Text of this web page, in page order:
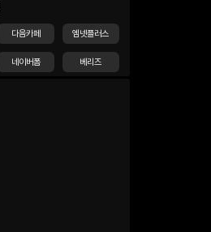
다음카페 엠넷플러스
네이버폼 베리즈